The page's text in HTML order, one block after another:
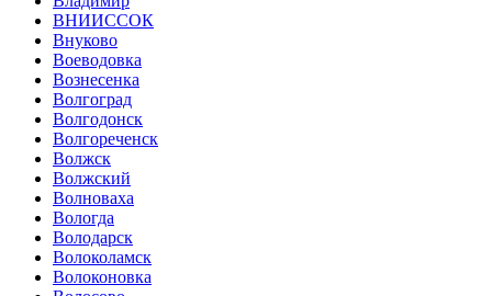
ВНИИССОК
Внуково
Воеводовка
Вознесенка
Волгоград
Волгодонск
Волгореченск
Волжск
Волжский
Волноваха
Вологда
Володарск
Волоколамск
Волоконовка